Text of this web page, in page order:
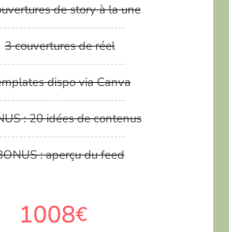
de story à la une
3 couvertures de réel
dispo via Canva
: 20 idées de contenus
: aperçu du feed
1008€